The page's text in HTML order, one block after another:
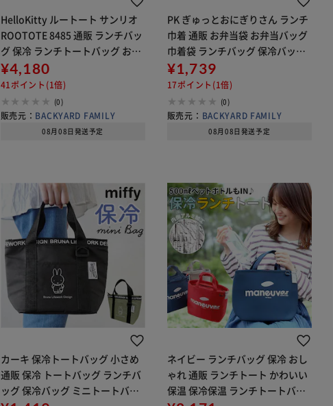
HelloKitty ルートート サンリオ
ROOTOTE 8485 通販 ランチバッ
グ 保冷 ランチトートバッグ お弁
当袋 保冷バッグ 保冷バック トー
トバッグ ファスナー お弁当 小さ
め sanr
¥4,180
41ポイント(1倍)
(0)
販売元： BACKYARD FAMILY
08月08日発送予定
PK ぎゅっとおにぎりさん ランチ
巾着 通販 お弁当袋 お弁当バッグ
巾着袋 ランチバッグ 保冷バッグ
保冷保温 キャラクターグッズ お
弁当グッズ かわいい おしゃれ 可
愛い 大人 女性 子供 子ども
¥1,739
17ポイント(1倍)
(0)
販売元： BACKYARD FAMILY
08月08日発送予定
カーキ 保冷トートバッグ 小さめ
通販 保冷 トートバッグ ランチバ
ッグ 保冷バッグ ミニトートバッ
ネイビー ランチバッグ 保冷 おし
ゃれ 通販 ランチトート かわいい
保温 保冷保温 ランチトートバッ